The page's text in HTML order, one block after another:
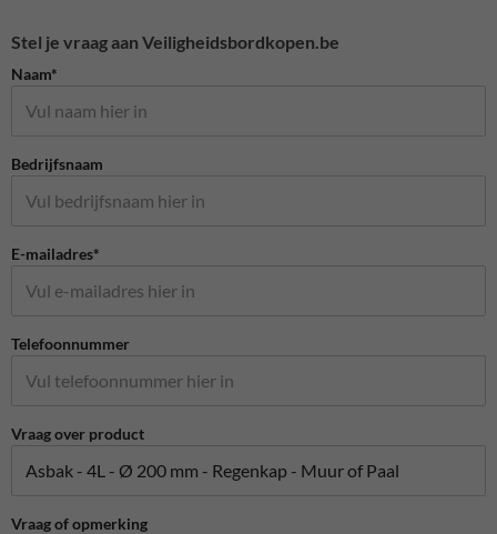
Stel je vraag aan Veiligheidsbordkopen.be
Naam*
Bedrijfsnaam
E-mailadres*
Telefoonnummer
Vraag over product
Vraag of opmerking